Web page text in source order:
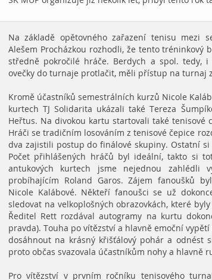
Na základě opětovného zařazení tenisu mezi
Alešem Procházkou rozhodli, že tento tréninkový
středně pokročilé hráče. Berdych a spol. tedy,
ovečky do turnaje protlačit, měli přístup na turnaj
Kromě účastníků semestrálních kurzů Nicole
kurtech TJ Solidarita ukázali také Tereza
Heřtus. Na divokou kartu startovali také tenisové
Hráči se tradičním losováním z tenisové čepice
dva zajistili postup do finálové skupiny. Ostatní si
Počet přihlášených hráčů byl ideální, takto si
antukových kurtech jsme nejednou zahlédli
probíhajícím Roland Garos. Zájem fanoušků
Nicole Kalábové. Někteří fanoušci se už
sledovat na velkoplošných obrazovkách, které
Ředitel Rett rozdával autogramy na kurtu
pravda). Touha po vítězství a hlavně emoční
dosáhnout na krásný křišťálový pohár a odnést
proto občas svazovala účastníkům nohy a hlavně
Pro vítězství v prvním ročníku tenisového